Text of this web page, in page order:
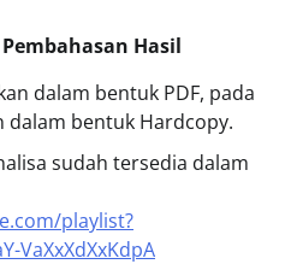
Hasil
dalam bentuk PDF, pada
bentuk Hardcopy.
sudah tersedia dalam
playlist?
VaXxXdXxKdpA